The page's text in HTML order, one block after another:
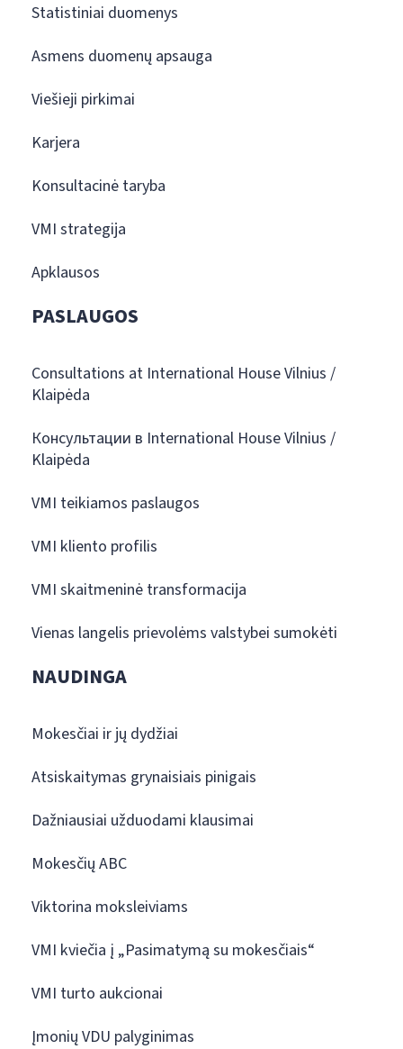
Statistiniai duomenys
Asmens duomenų apsauga
Viešieji pirkimai
Karjera
Konsultacinė taryba
VMI strategija
Apklausos
PASLAUGOS
Consultations at International House Vilnius /
Klaipėda
Консультации в International House Vilnius /
Klaipėda
VMI teikiamos paslaugos
VMI kliento profilis
VMI skaitmeninė transformacija
Vienas langelis prievolėms valstybei sumokėti
NAUDINGA
Mokesčiai ir jų dydžiai
Atsiskaitymas grynaisiais pinigais
Dažniausiai užduodami klausimai
Mokesčių ABC
Viktorina moksleiviams
VMI kviečia į „Pasimatymą su mokesčiais“
VMI turto aukcionai
Įmonių VDU palyginimas